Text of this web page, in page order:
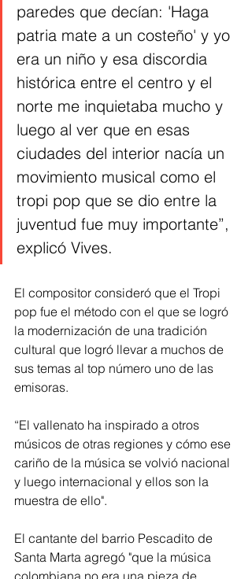
paredes que decían: 'Haga
patria mate a un costeño' y yo
era un niño y esa discordia
histórica entre el centro y el
norte me inquietaba mucho y
luego al ver que en esas
ciudades del interior nacía un
movimiento musical como el
tropi pop que se dio entre la
juventud fue muy importante”,
explicó Vives.
El compositor consideró que el Tropi
pop fue el método con el que se logró
la modernización de una tradición
cultural que logró llevar a muchos de
sus temas al top número uno de las
emisoras.
“El vallenato ha inspirado a otros
músicos de otras regiones y cómo ese
cariño de la música se volvió nacional
y luego internacional y ellos son la
muestra de ello".
El cantante del barrio Pescadito de
Santa Marta agregó "que la música
colombiana no era una pieza de